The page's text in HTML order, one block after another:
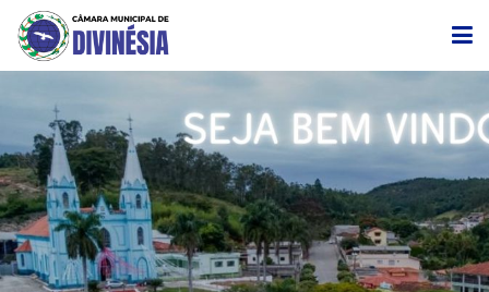
EDITAIS DE CONVOCAÇÃO
TRANSPARÊNCIA
LEGISLAÇÃO